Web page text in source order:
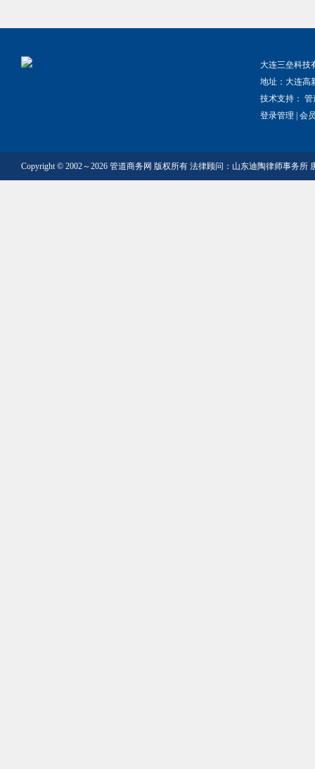
大连三垒科技
地址：大连高
技术支持： 管
登录管理
会
Copyright © 2002～2026 管道商务网 版权所有 法律顾问：山东迪陶律师事务所